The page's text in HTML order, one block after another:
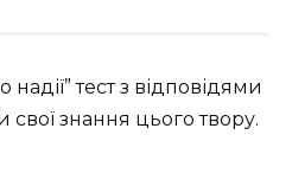
тест з відповідями
знання цього твору.